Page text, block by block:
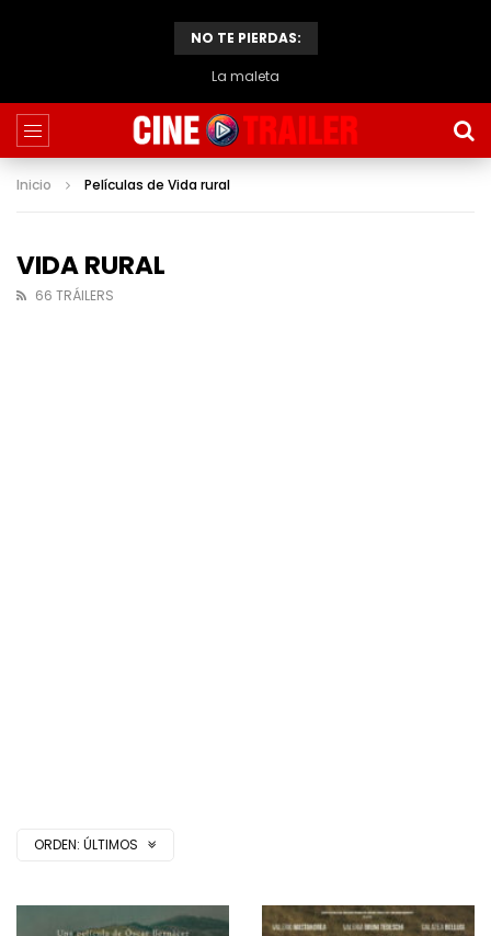
NO TE PIERDAS:
La maleta
Inicio Películas de Vida rural
VIDA RURAL
66 TRÁILERS
ORDEN: ÚLTIMOS